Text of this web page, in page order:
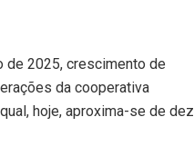
de 2025, crescimento de
da cooperativa
hoje, aproxima-se de dez